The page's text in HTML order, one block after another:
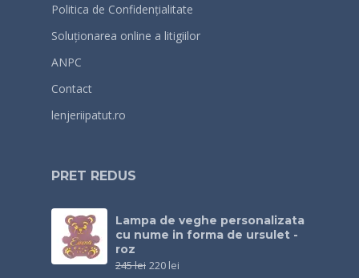
Politica de Confidențialitate
Soluționarea online a litigiilor
ANPC
Contact
lenjeriipatut.ro
PRET REDUS
Lampa de veghe personalizata
cu nume in forma de ursulet -
roz
245lei 220 lei